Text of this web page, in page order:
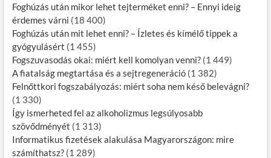
Foghúzás után mikor lehet tejterméket enni? – Ennyi ideig
érdemes várni (18 400)
Foghúzás után mit lehet enni? – Ízletes és kímélő tippek a
gyógyulásért (1 455)
Fogszuvasodás okai: miért kell komolyan venni? (1 449)
A fiatalság megtartása és a sejtregeneráció (1 382)
Felnőttkori fogszabályozás: miért soha nem késő belevágni?
(1 330)
Így ismerheted fel az alkoholizmus legsúlyosabb
szövődményét (1 313)
Informatikus fizetések alakulása Magyarországon: mire
számíthatsz? (1 289)